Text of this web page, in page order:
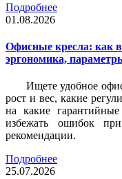
Подробнее
01.08.2026
Офисные кресла: как
эргономика,
Ищете удобное
рост и вес, какие
на какие
избежать ошибок
рекомендации.
Подробнее
25.07.2026